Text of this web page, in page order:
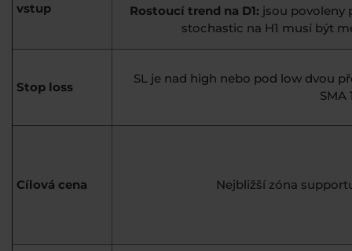
vstup
Rostoucí trend na D1: jsou povoleny
stochastic na H1 musí být
Stop loss
SL je nad high nebo pod low dvou
SMA
Cílová cena Nejbližší zóna